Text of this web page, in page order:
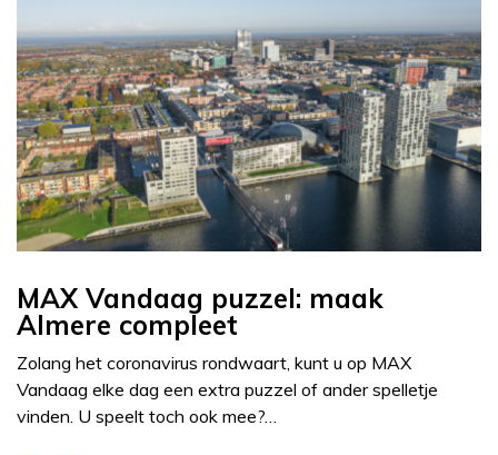
MAX Vandaag puzzel: maak
Almere compleet
Zolang het coronavirus rondwaart, kunt u op MAX
Vandaag elke dag een extra puzzel of ander spelletje
vinden. U speelt toch ook mee?…